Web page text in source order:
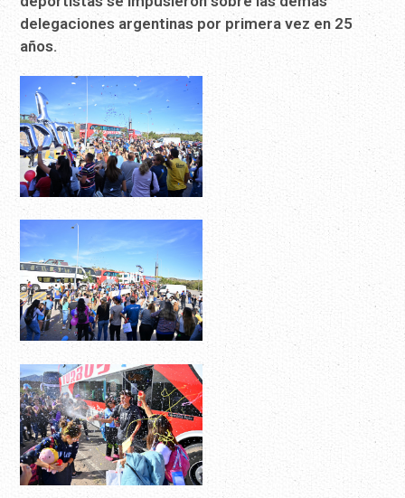
delegaciones argentinas por primera vez en 25
años.